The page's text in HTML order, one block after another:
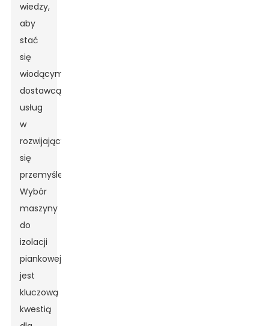
wiedzy,
aby
stać
się
wiodącym
dostawcą
usług
w
rozwijającym
się
przemyśle.
Wybór
maszyny
do
izolacji
piankowej
jest
kluczową
kwestią